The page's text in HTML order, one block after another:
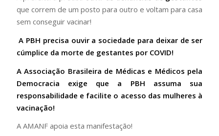
que correm de um posto para outro e voltam para casa
sem conseguir vacinar!
A PBH precisa ouvir a sociedade para deixar de ser
cúmplice da morte de gestantes por COVID!
A Associação Brasileira de Médicas e Médicos pela
Democracia exige que a PBH assuma sua
responsabilidade e facilite o acesso das mulheres à
vacinação!
A AMANF apoia esta manifestação!